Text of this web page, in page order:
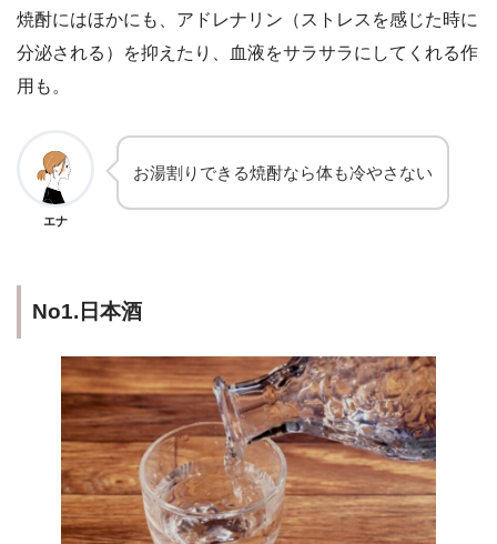
焼酎にはほかにも、アドレナリン（ストレスを感じた時に
分泌される）を抑えたり、血液をサラサラにしてくれる作
用も。
エナ
お湯割りできる焼酎なら体も冷やさない
No1.日本酒